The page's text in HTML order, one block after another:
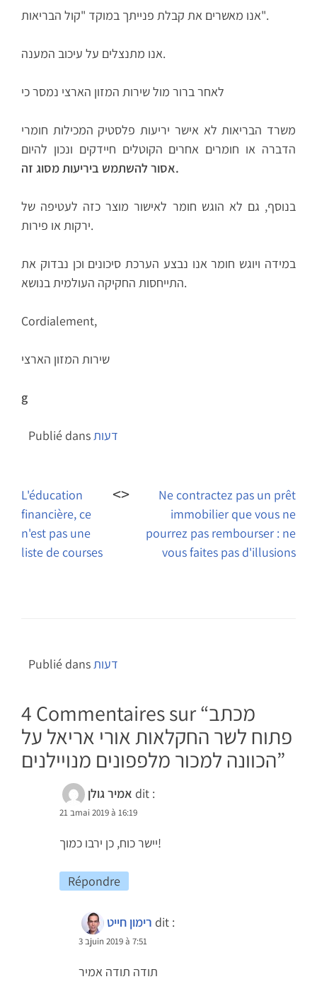
אנו מאשרים את קבלת פנייתך במוקד "קול הבריאות".
אנו מתנצלים על עיכוב המענה.
לאחר ברור מול שירות המזון הארצי נמסר כי
משרד הבריאות לא אישר יריעות פלסטיק המכילות חומרי
הדברה או חומרים אחרים הקוטלים חיידקים ונכון להיום
אסור להשתמש ביריעות מסוג זה.
בנוסף, גם לא הוגש חומר לאישור מוצר כזה לעטיפה של
ירקות או פירות.
במידה ויוגש חומר אנו נבצע הערכת סיכונים וכן נבדוק את
התייחסות החקיקה העולמית בנושא.
Cordialement,
שירות המזון הארצי
g
Publié dansדעות
de
l’article
L'éducation
financière, ce
n'est pas une
liste de courses
Ne contractez pas un prêt
immobilier que vous ne
pourrez pas rembourser : ne
vous faites pas d'illusions
Publié dansדעות
4 Commentaires sur “מכתב
פתוח לשר החקלאות אורי אריאל על
הכוונה למכור מלפפונים מנויילנים”
אמיר גולן dit :
21 בmai 2019 à 16:19
יישר כוח, כן ירבו כמוך!
Répondre
רימון חייט dit :
3 בjuin 2019 à 7:51
תודה תודה אמיר